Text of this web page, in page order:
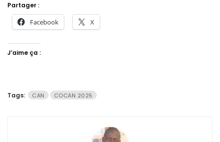
Partager :
Facebook X
J’aime ça :
Tags: CAN COCAN 2025